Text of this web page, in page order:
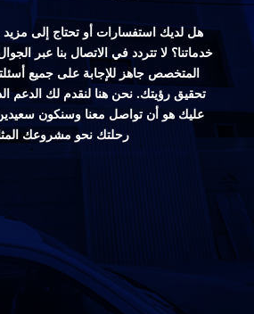
هل لديك استفسارات أو تحتاج إلى
خدماتنا؟ لا تتردد في الاتصال بنا عبر
المتخصص جاهز للإجابة على جميع
تحقيق رؤيتك. نحن هنا لنقدم لك الدعم
عليك هو أن تواصل معنا وسنكون
رحلتك نحو مشروعك